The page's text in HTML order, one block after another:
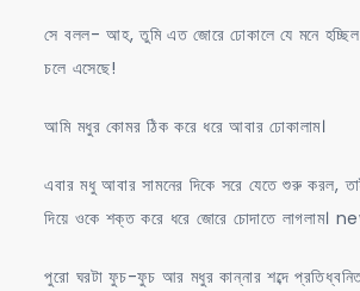
সে বলল- আহ, তুমি এত জোরে ঢোকালে যে মনে
চলে এসেছে!
আমি মধুর কোমর ঠিক করে ধরে আবার ঢোকালাম।
এবার মধু আবার সামনের দিকে সরে যেতে শুরু করল,
দিয়ে ওকে শক্ত করে ধরে জোরে চোদাতে
পুরো ঘরটা ফুচ-ফুচ আর মধুর কান্নার শব্দে